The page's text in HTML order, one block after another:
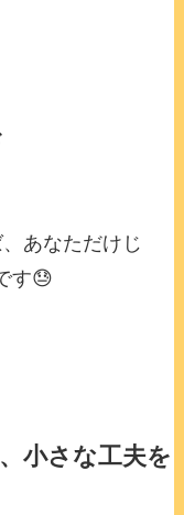
あなただけじ
す😓
小さな工夫を